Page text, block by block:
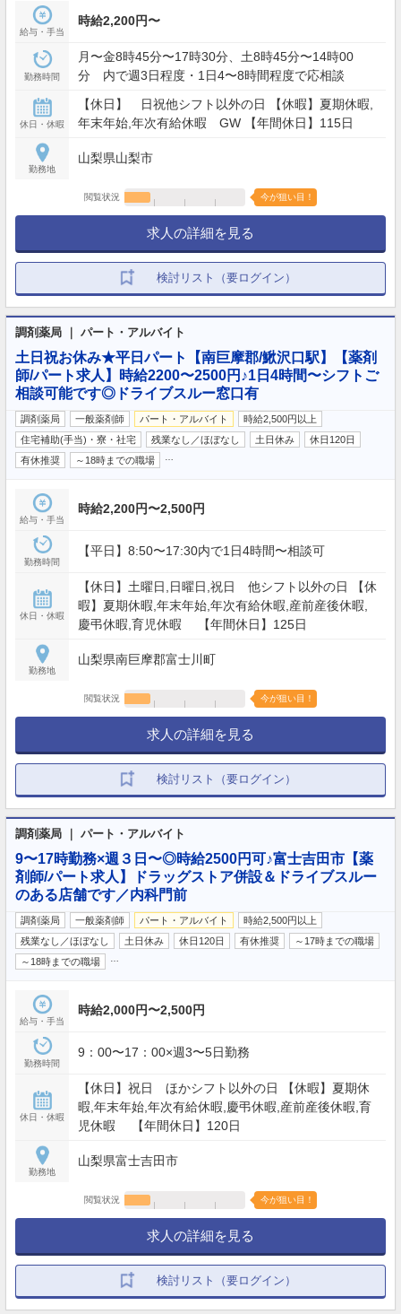
給与・手当
時給2,200円〜
勤務時間
月〜金8時45分〜17時30分、土8時45分〜14時00
分 内で週3日程度・1日4〜8時間程度で応相談
休日・休暇
【休日】 日祝他シフト以外の日 【休暇】夏期休暇,
年末年始,年次有給休暇 GW 【年間休日】115日
勤務地
山梨県山梨市
閲覧状況 今が狙い目！
求人の詳細を見る
検討リスト（要ログイン）
調剤薬局 ｜ パート・アルバイト
土日祝お休み★平日パート【南巨摩郡/鰍沢口駅】【薬剤
師/パート求人】時給2200〜2500円♪1日4時間〜シフトご
相談可能です◎ドライブスルー窓口有
調剤薬局 一般薬剤師 パート・アルバイト
時給2,500円以上
住宅補助(手当)・寮・社宅
残業なし／ほぼなし 土日休み
休日120日
有休推奨
～18時までの職場
給与・手当
時給2,200円〜2,500円
勤務時間
【平日】8:50〜17:30内で1日4時間〜相談可
休日・休暇
【休日】土曜日,日曜日,祝日 他シフト以外の日 【休
暇】夏期休暇,年末年始,年次有給休暇,産前産後休暇,
慶弔休暇,育児休暇 【年間休日】125日
勤務地
山梨県南巨摩郡富士川町
閲覧状況 今が狙い目！
求人の詳細を見る
検討リスト（要ログイン）
調剤薬局 ｜ パート・アルバイト
9〜17時勤務×週３日〜◎時給2500円可♪富士吉田市【薬
剤師/パート求人】ドラッグストア併設＆ドライブスルー
のある店舗です／内科門前
調剤薬局 一般薬剤師 パート・アルバイト
時給2,500円以上
残業なし／ほぼなし
土日休み 休日120日 有休推奨
～17時までの職場
～18時までの職場
給与・手当
時給2,000円〜2,500円
勤務時間
9：00〜17：00×週3〜5日勤務
休日・休暇
【休日】祝日 ほかシフト以外の日 【休暇】夏期休
暇,年末年始,年次有給休暇,慶弔休暇,産前産後休暇,育
児休暇 【年間休日】120日
勤務地
山梨県富士吉田市
閲覧状況 今が狙い目！
求人の詳細を見る
検討リスト（要ログイン）